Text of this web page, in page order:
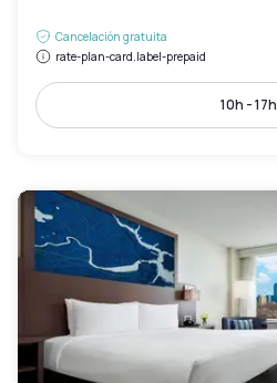
Cancelación gratuita
rate-plan-card.label-prepaid
10h - 17h